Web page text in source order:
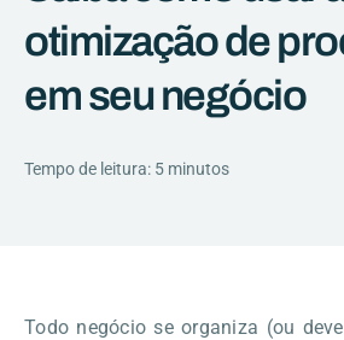
otimização de
em seu negócio
Tempo de leitura: 5 minutos
Todo negócio se organiza (ou